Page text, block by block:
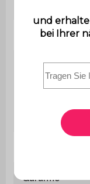
Gewicht
Montage
Garantie